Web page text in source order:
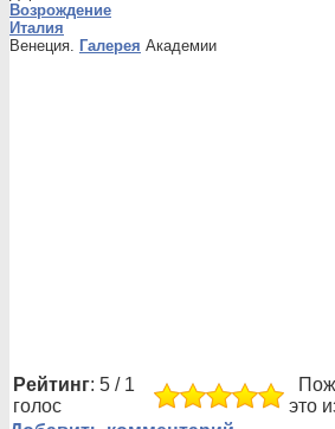
Возрождение
Италия
Венеция. Галерея Академии
Рейтинг: 5 / 1
голос
это